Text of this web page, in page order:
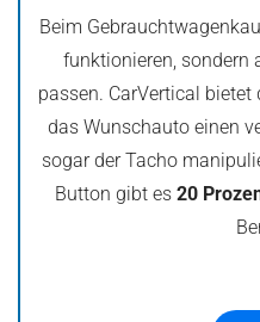
Beim
funktionieren, sondern
passen. CarVertical
das Wunschauto einen
sogar der Tacho
Button gibt es 20